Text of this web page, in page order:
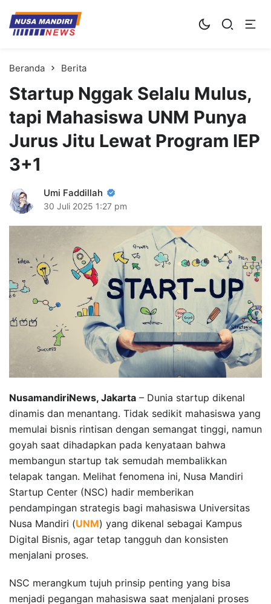
Kampus Digital Bisnis
Universitas Nusa Mandiri
Beranda Berita
Startup Nggak Selalu Mulus,
tapi Mahasiswa UNM Punya
Jurus Jitu Lewat Program IEP
3+1
Umi Faddillah
30 Juli 2025 1:27 pm
NusamandiriNews, Jakarta – Dunia startup dikenal
dinamis dan menantang. Tidak sedikit mahasiswa yang
memulai bisnis rintisan dengan semangat tinggi, namun
goyah saat dihadapkan pada kenyataan bahwa
membangun startup tak semudah membalikkan
telapak tangan. Melihat fenomena ini, Nusa Mandiri
Startup Center (NSC) hadir memberikan
pendampingan strategis bagi mahasiswa Universitas
Nusa Mandiri (UNM) yang dikenal sebagai Kampus
Digital Bisnis, agar tetap tangguh dan konsisten
menjalani proses.
NSC merangkum tujuh prinsip penting yang bisa
menjadi pegangan mahasiswa saat menjalani proses